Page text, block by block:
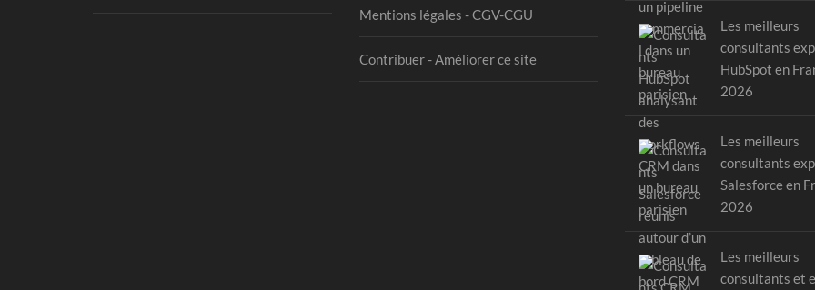
Mentions légales - CGV-CGU
Contribuer - Améliorer ce site
Les meilleurs
consultants
HubSpot en
2026
Les meilleurs
consultants
Salesforce en
2026
Les meilleurs
consultants et